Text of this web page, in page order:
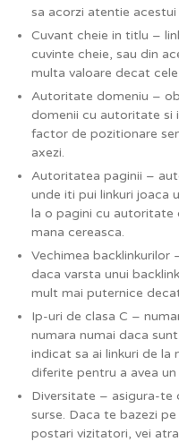
sa acorzi atentie
Cuvant cheie in titlu –
cuvinte cheie, sau din
multa valoare decat
Autoritate domeniu –
domenii cu autoritate si
factor de pozitionare
axezi.
Autoritatea paginii –
unde iti pui linkuri joaca
la o pagini cu autoritate
mana cereasca.
Vechimea backlinkurilor
daca varsta unui
mult mai puternice
Ip-uri de clasa C –
numara numai daca
indicat sa ai linkuri de la
diferite pentru a avea
Diversitate – asigura-te
surse. Daca te bazezi
postari vizitatori, vei